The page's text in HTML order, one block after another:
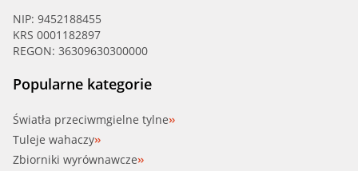
NIP: 9452188455
KRS 0001182897
REGON: 36309630300000
Popularne kategorie
Światła przeciwmgielne tylne
Tuleje wahaczy
Zbiorniki wyrównawcze